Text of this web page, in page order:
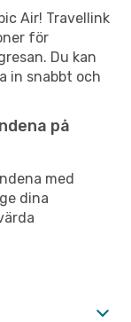
Air! Travellink
för
Du kan
in snabbt och
på
med
dina